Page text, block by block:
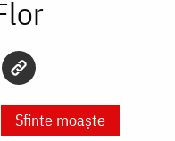
Sfinte moaște